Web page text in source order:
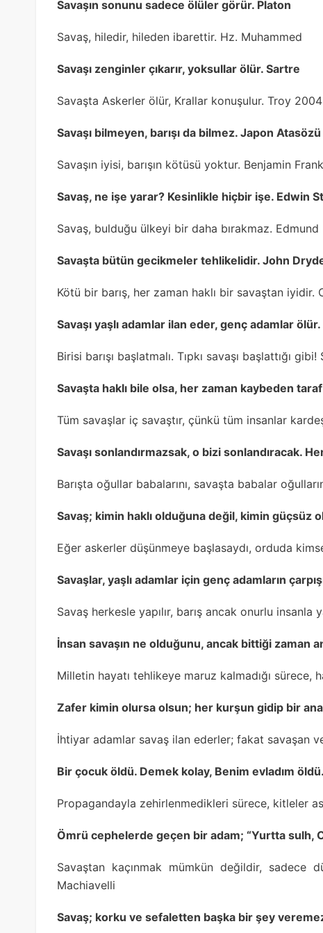
Savaşın sonunu sadece ölüler görür. Platon
Savaş, hiledir, hileden ibarettir. Hz. Muhammed
Savaşı zenginler çıkarır, yoksullar ölür. Sartre
Savaşta Askerler ölür, Krallar konuşulur. Troy 2004
Savaşı bilmeyen, barışı da bilmez. Japon Atasözü
Savaşın iyisi, barışın kötüsü yoktur. Benjamin
Savaş, ne işe yarar? Kesinlikle hiçbir işe. Edwin
Savaş, bulduğu ülkeyi bir daha bırakmaz. Edmund
Savaşta bütün gecikmeler tehlikelidir. John
Kötü bir barış, her zaman haklı bir savaştan iyidir.
Savaşı yaşlı adamlar ilan eder, genç adamlar ölür.
Birisi barışı başlatmalı. Tıpkı savaşı başlattığı
Savaşta haklı bile olsa, her zaman kaybeden
Tüm savaşlar iç savaştır, çünkü tüm insanlar
Savaşı sonlandırmazsak, o bizi sonlandıracak.
Barışta oğullar babalarını, savaşta babalar
Savaş; kimin haklı olduğuna değil, kimin güçsüz
Eğer askerler düşünmeye başlasaydı, orduda
Savaşlar, yaşlı adamlar için genç adamların
Savaş herkesle yapılır, barış ancak onurlu insanla
İnsan savaşın ne olduğunu, ancak bittiği zaman
Milletin hayatı tehlikeye maruz kalmadığı sürece,
Zafer kimin olursa olsun; her kurşun gidip bir
İhtiyar adamlar savaş ilan ederler; fakat savaşan
Bir çocuk öldü. Demek kolay, Benim evladım
Propagandayla zehirlenmedikleri sürece, kitleler
Ömrü cephelerde geçen bir adam; “Yurtta sulh,
Savaştan kaçınmak mümkün değildir, sadece
Machiavelli
Savaş; korku ve sefaletten başka bir şey